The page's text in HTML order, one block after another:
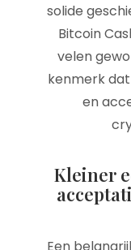
solide
Bitcoin
velen
kenmerk
en
Kleiner